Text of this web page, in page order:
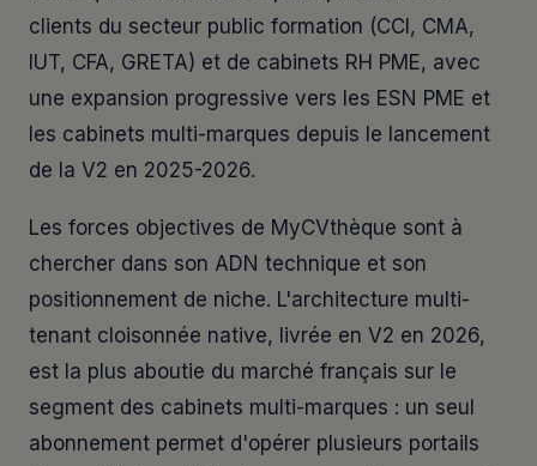
clients du secteur public formation (CCI, CMA,
IUT, CFA, GRETA) et de cabinets RH PME, avec
une expansion progressive vers les ESN PME et
les cabinets multi-marques depuis le lancement
de la V2 en 2025-2026.
Les forces objectives de MyCVthèque sont à
chercher dans son ADN technique et son
positionnement de niche. L'architecture multi-
tenant cloisonnée native, livrée en V2 en 2026,
est la plus aboutie du marché français sur le
segment des cabinets multi-marques : un seul
abonnement permet d'opérer plusieurs portails